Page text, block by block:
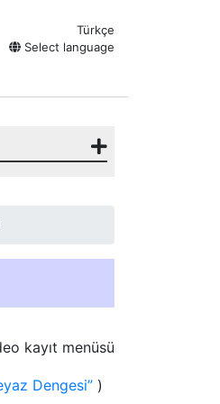
Türkçe
Select language
kayıt menüsü
Dengesi
)